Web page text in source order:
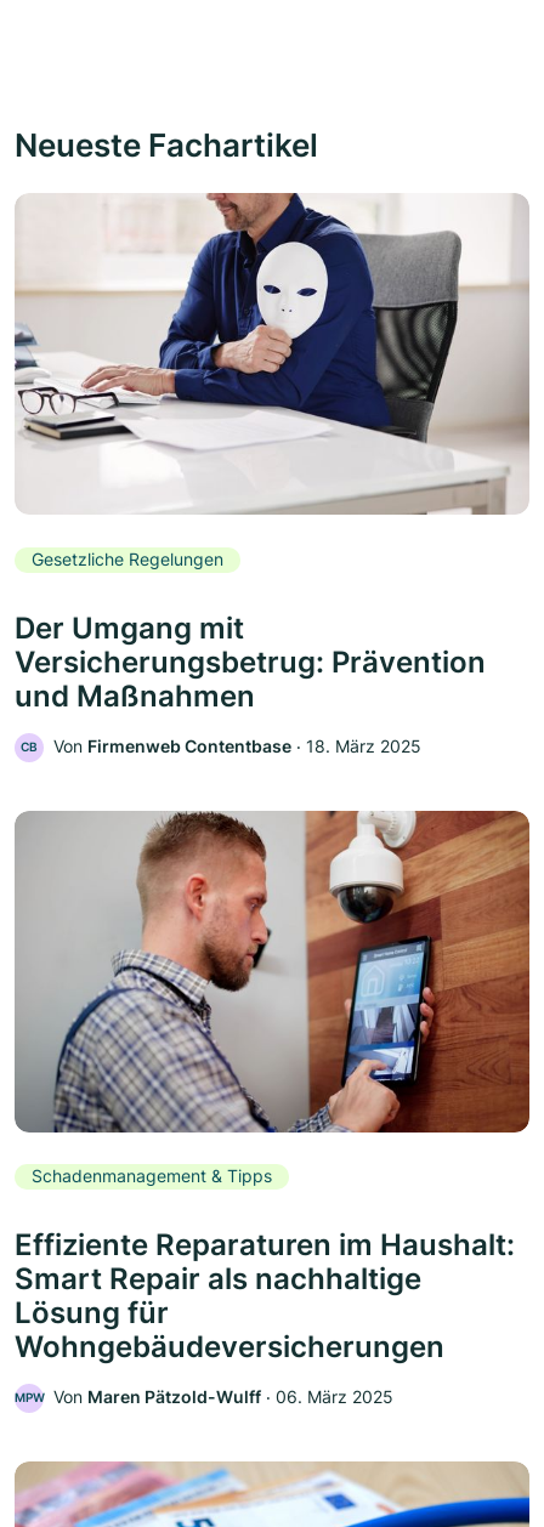
Neueste Fachartikel
Gesetzliche Regelungen
Der Umgang mit
Versicherungsbetrug: Prävention
und Maßnahmen
CB Von Firmenweb Contentbase ‧ 18. März 2025
Schadenmanagement & Tipps
Effiziente Reparaturen im Haushalt:
Smart Repair als nachhaltige
Lösung für
Wohngebäudeversicherungen
MPW Von Maren Pätzold-Wulff ‧ 06. März 2025